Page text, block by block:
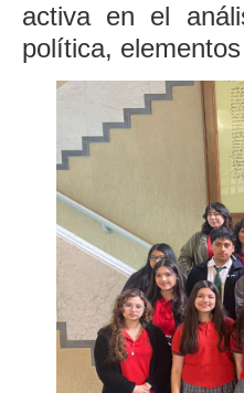
activa en el
política,